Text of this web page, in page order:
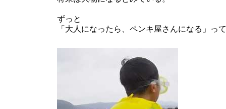
ずっと
「大人になったら、ペンキ屋さんになる」っ